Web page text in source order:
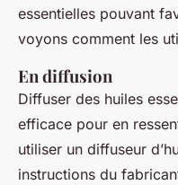
essentielles pouvant
voyons comment les
En diffusion
Diffuser des huiles
efficace pour en
utiliser un diffuseur
instructions du